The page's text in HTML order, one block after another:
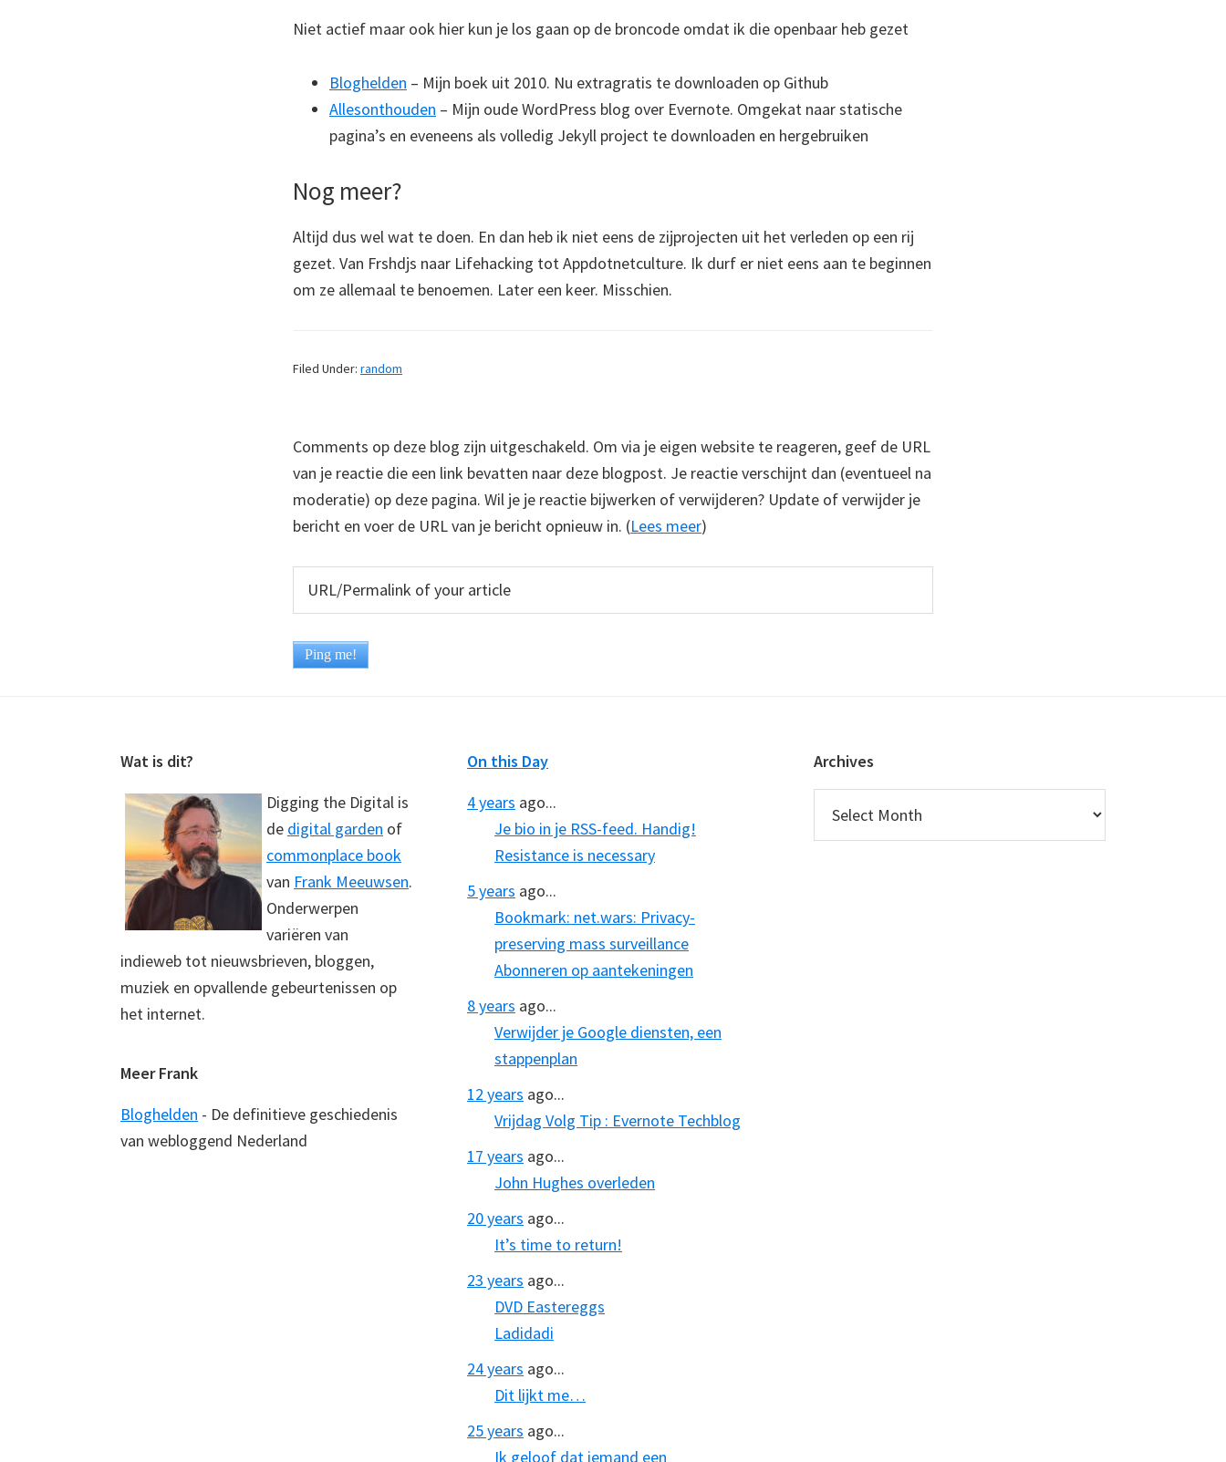
Niet actief maar ook hier kun je los gaan op de broncode omdat ik die openbaar heb gezet
Bloghelden – Mijn boek uit 2010. Nu extragratis te downloaden op Github
Allesonthouden – Mijn oude WordPress blog over Evernote. Omgekat naar statische
pagina’s en eveneens als volledig Jekyll project te downloaden en hergebruiken
Nog meer?
Altijd dus wel wat te doen. En dan heb ik niet eens de zijprojecten uit het verleden op een rij
gezet. Van Frshdjs naar Lifehacking tot Appdotnetculture. Ik durf er niet eens aan te beginnen
om ze allemaal te benoemen. Later een keer. Misschien.
Filed Under: random
Comments op deze blog zijn uitgeschakeld. Om via je eigen website te reageren, geef de URL
van je reactie die een link bevatten naar deze blogpost. Je reactie verschijnt dan (eventueel na
moderatie) op deze pagina. Wil je je reactie bijwerken of verwijderen? Update of verwijder je
bericht en voer de URL van je bericht opnieuw in. (Lees meer)
Wat is dit?
Digging the Digital is
de digital garden of
commonplace book
van Frank Meeuwsen.
Onderwerpen
variëren van
indieweb tot nieuwsbrieven, bloggen,
muziek en opvallende gebeurtenissen op
het internet.
Meer Frank
Bloghelden - De definitieve geschiedenis
van webloggend Nederland
On this Day
4 years ago...
Je bio in je RSS-feed. Handig!
Resistance is necessary
5 years ago...
Bookmark: net.wars: Privacy-
preserving mass surveillance
Abonneren op aantekeningen
8 years ago...
Verwijder je Google diensten, een
stappenplan
12 years ago...
Vrijdag Volg Tip : Evernote Techblog
17 years ago...
John Hughes overleden
20 years ago...
It’s time to return!
23 years ago...
DVD Eastereggs
Ladidadi
24 years ago...
Dit lijkt me…
25 years ago...
Ik geloof dat iemand een
Archives